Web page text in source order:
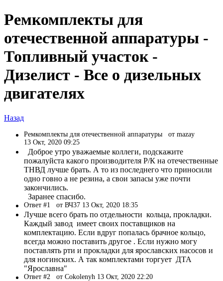
Ремкомплекты для
отечественной аппаратуры -
Топливный участок -
Дизелист - Все о дизельных
двигателях
Назад
Ремкомплекты для отечественной аппаратуры от mazay
13 Окт, 2020 09:25
Доброе утро уважаемые коллеги, подскажите
пожалуйста какого производителя Р/К на отечественные
ТНВД лучше брать. А то из последнего что приносили
одно говно а не резина, а свои запасы уже почти
закончились.
Заранее спасибо.
Ответ #1 от ВЧ37 13 Окт, 2020 18:35
Лучше всего брать по отдельности кольца, прокладки.
Каждый завод имеет своих поставщиков на
комплектацию. Если вдруг попалась брачное кольцо,
всегда можно поставить другое . Если нужно могу
поставлять рти и прокладки для ярославских насосов и
для ногинских. А так комплектами торгует ДТА
"Ярославна"
Ответ #2 от Cokolenyh 13 Окт, 2020 22:20